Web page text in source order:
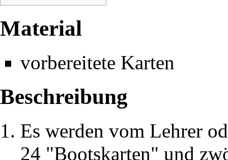
Material
vorbereitete Karten
Beschreibung
Es werden vom Lehrer
24 "Bootskarten" und